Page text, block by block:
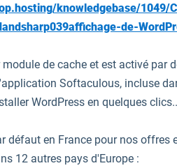
knowledgebase/1049/
de-
module de cache et est activé par
Softaculous, incluse
WordPress en quelques
défaut en France pour nos offres
12 autres pays d'Europe :